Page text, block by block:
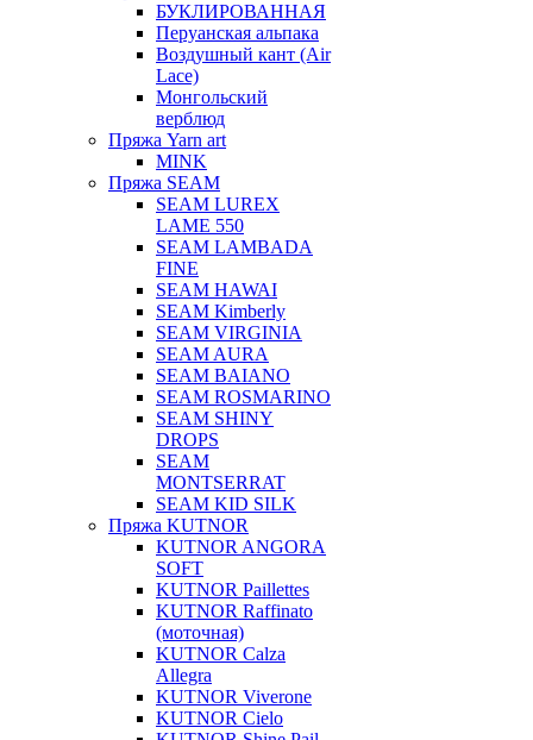
БУКЛИРОВАННАЯ
Перуанская альпака
Воздушный кант (Air
Lace)
Монгольский
верблюд
Пряжа Yarn art
MINK
Пряжа SEAM
SEAM LUREX
LAME 550
SEAM LAMBADA
FINE
SEAM HAWAI
SEAM Kimberly
SEAM VIRGINIA
SEAM AURA
SEAM BAIANO
SEAM ROSMARINO
SEAM SHINY
DROPS
SEAM
MONTSERRAT
SEAM KID SILK
Пряжа KUTNOR
KUTNOR ANGORA
SOFT
KUTNOR Paillettes
KUTNOR Raffinato
(моточная)
KUTNOR Calza
Allegra
KUTNOR Viverone
KUTNOR Cielo